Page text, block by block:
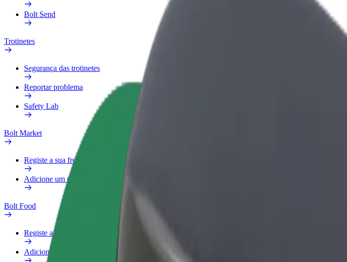
Bolt Send
Trotinetes
Segurança das trotinetes
Reportar problema
Safety Lab
Bolt Market
Registe a sua frota
Adicione um restaurante ou loja
Bolt Food
Registe a sua frota
Adicione um restaurante ou loja